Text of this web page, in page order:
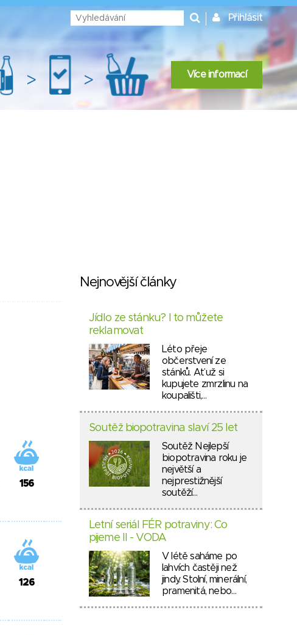
Přihlásit
> > Více informací
156
126
Nejnovější články
Jídlo ze stánku? I to můžete
reklamovat
Léto přeje
občerstvení ze
stánků. Ať už si
kupujete zmrzlinu na
koupališti,…
Soutěž biopotravina slaví 25 let
Soutěž Nejlepší
biopotravina roku je
největší a
nejprestižnější
soutěží…
Letní seriál FÉR potraviny: Co
pijeme II - VODA
V létě saháme po
lahvích častěji než
jindy. Stolní, minerální,
pramenitá, nebo…